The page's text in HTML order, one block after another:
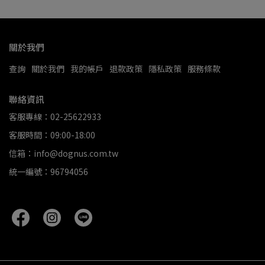
關於我們
查詢 關於我們 我的帳戶 退款政策 隱私政策 服務條款
聯絡資訊
客服專線：02-25622933
客服時間：09:00-18:00
信箱：info@dognus.com.tw
統一編號：96794056